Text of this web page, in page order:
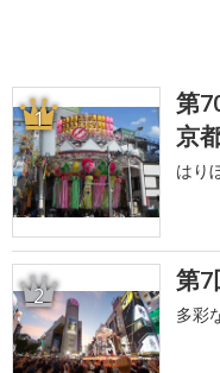
1
第
京
はり
2 第7
多彩